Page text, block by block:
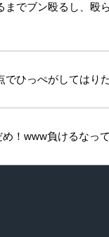
でブン殴るし、殴
でひっぺがしてはり
！www負けるなっ